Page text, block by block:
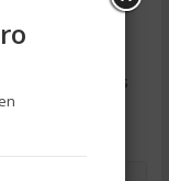
publicada.
Los
*